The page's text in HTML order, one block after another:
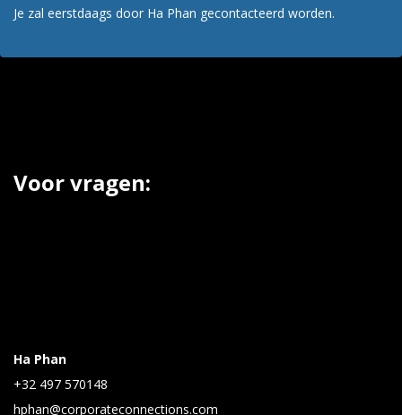
Je zal eerstdaags door Ha Phan gecontacteerd worden.
Voor vragen:
Ha Phan
+32 497 570148
hphan@corporateconnections.com